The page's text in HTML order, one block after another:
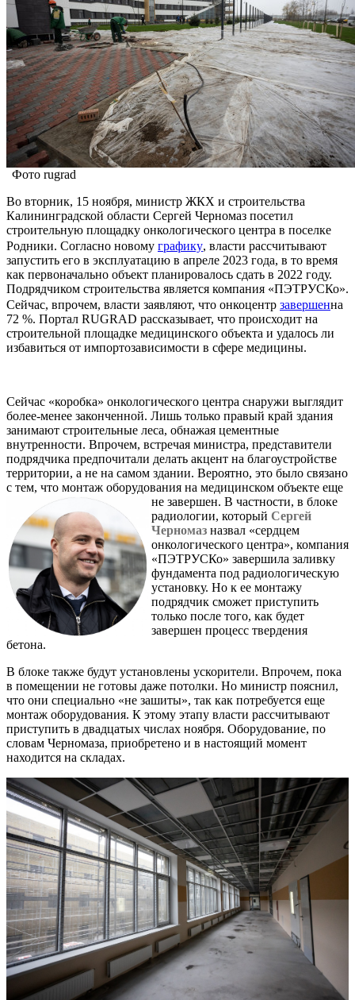
Фото rugrad
Во вторник, 15 ноября, министр ЖКХ и строительства
Калининградской области Сергей Черномаз посетил
строительную площадку онкологического центра в поселке
Родники. Согласно новому графику, власти рассчитывают
запустить его в эксплуатацию в апреле 2023 года, в то время
как первоначально объект планировалось сдать в 2022 году.
Подрядчиком строительства является компания «ПЭТРУСКо».
Сейчас, впрочем, власти заявляют, что онкоцентр завершенна
72 %. Портал RUGRAD рассказывает, что происходит на
строительной площадке медицинского объекта и удалось ли
избавиться от импортозависимости в сфере медицины.
Сейчас «коробка» онкологического центра снаружи выглядит
более-менее законченной. Лишь только правый край здания
занимают строительные леса, обнажая цементные
внутренности. Впрочем, встречая министра, представители
подрядчика предпочитали делать акцент на благоустройстве
территории, а не на самом здании. Вероятно, это было связано
с тем, что монтаж оборудования на медицинском объекте еще
не завершен. В частности, в блоке
радиологии, который Сергей
Черномаз назвал «сердцем
онкологического центра», компания
«ПЭТРУСКо» завершила заливку
фундамента под радиологическую
установку. Но к ее монтажу
подрядчик сможет приступить
только после того, как будет
завершен процесс твердения
бетона.
В блоке также будут установлены ускорители. Впрочем, пока
в помещении не готовы даже потолки. Но министр пояснил,
что они специально «не зашиты», так как потребуется еще
монтаж оборудования. К этому этапу власти рассчитывают
приступить в двадцатых числах ноября. Оборудование, по
словам Черномаза, приобретено и в настоящий момент
находится на складах.